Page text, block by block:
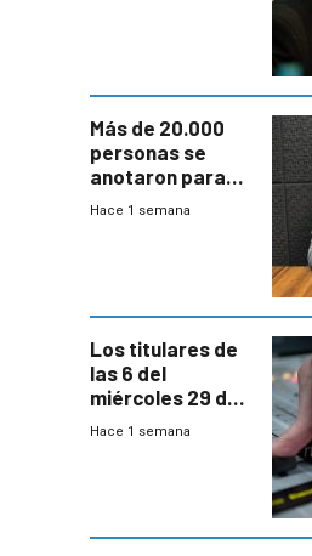
Más de 20.000
personas se
anotaron para
las pruebas
Hace 1 semana
Los titulares de
las 6 del
miércoles 29 de
julio de 2026
Hace 1 semana